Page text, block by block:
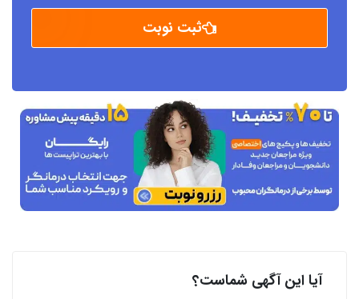
ثبت نوبت
آیا این آگهی شماست؟